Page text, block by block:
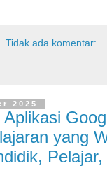
Tidak ada komentar:
2025
yang
Pelajar,